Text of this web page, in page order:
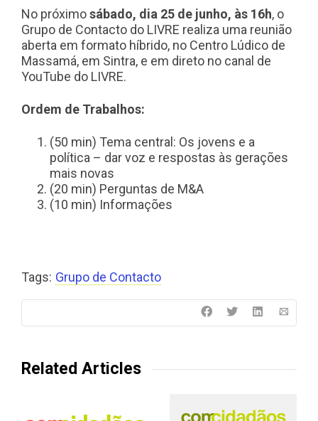
No próximosábado, dia 25 de junho, às 16h, o
Grupo de Contacto do LIVRE realiza uma reunião
aberta em formato híbrido, no Centro Lúdico de
Massamá, em Sintra, e em direto no canal de
YouTube do LIVRE.
Ordem de Trabalhos:
(50 min) Tema central: Os jovens e a
política – dar voz e respostas às gerações
mais novas
(20 min) Perguntas de M&A
(10 min) Informações
Tags: Grupo de Contacto
Related Articles